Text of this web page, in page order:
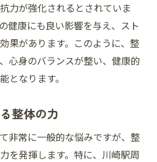
力が強化されるとされていま
健康にも良い影響を与え、スト
果があります。このように、整
心身のバランスが整い、健康的
となります。
整体の力
非常に一般的な悩みですが、整
を発揮します。特に、川崎駅周